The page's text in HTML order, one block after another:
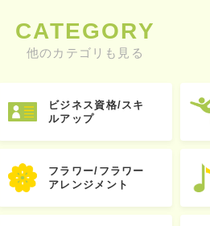
CATEGORY
他のカテゴリも見る
ビジネス資格/スキ
ルアップ
フラワー/フラワー
アレンジメント